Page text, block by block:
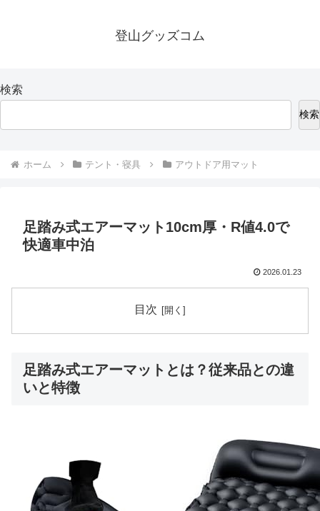
登山グッズコム
検索
検索
ホーム テント・寝具 アウトドア用マット
足踏み式エアーマット10cm厚・R値4.0で
快適車中泊
2026.01.23
目次
足踏み式エアーマットとは？従来品との違
いと特徴